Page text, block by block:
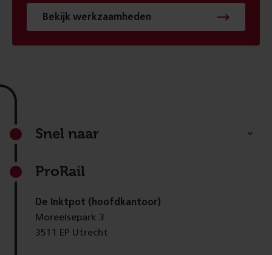
Bekijk werkzaamheden
Footer
Snel naar
ProRail
De Inktpot (hoofdkantoor)
Moreelsepark 3
3511 EP Utrecht